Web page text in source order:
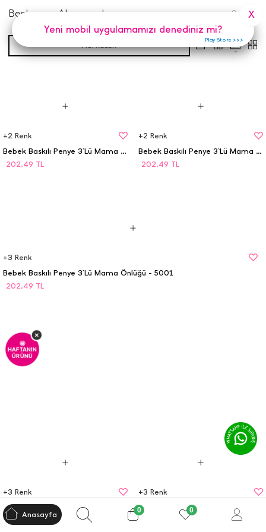
Beslenme Aksesuarları 9 Adet
FILTRELER
202,49 TL
+2 Renk
Bebek Baskılı Penye 3`Lü Mama Önlüğü - 5001
202,49 TL
+2 Renk
Bebek Baskılı Penye 3`Lü Mama Önlüğü - 5001
202,49 TL
+3 Renk
Bebek Baskılı Penye 3`Lü Mama Önlüğü - 5001
202,49
+3 Renk +3 Renk
Anasayfa
0 0
🤩
HAFTANIN
ÜRÜNÜ
×
Yeni mobil uygulamamızı denediniz mi?
X
Play Store >>>